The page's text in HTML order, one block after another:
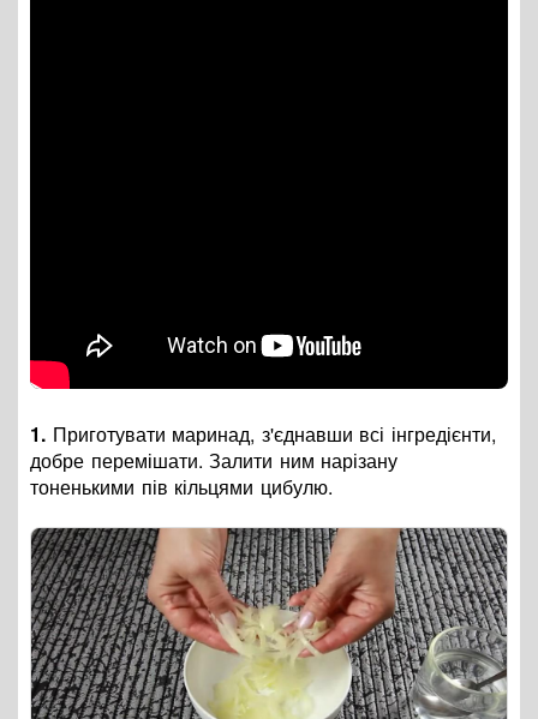
1. Приготувати маринад, з'єднавши всі інгредієнти,
добре перемішати. Залити ним нарізану
тоненькими пів кільцями цибулю.